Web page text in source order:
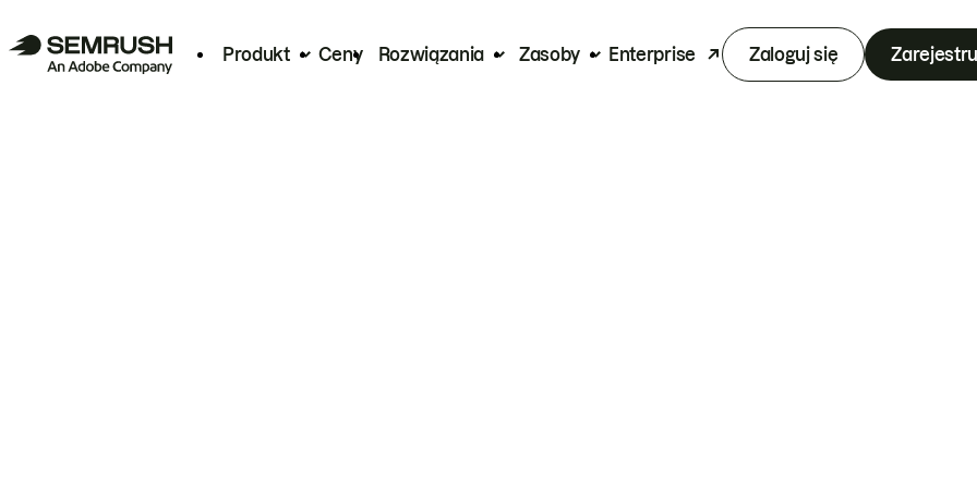
Produkt Ceny Rozwiązania Zasoby Enterprise Zaloguj się